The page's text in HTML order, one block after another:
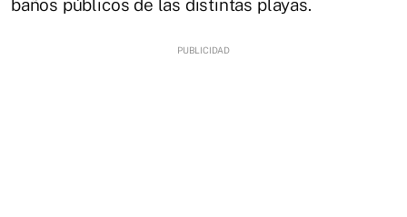
baños públicos de las distintas playas.